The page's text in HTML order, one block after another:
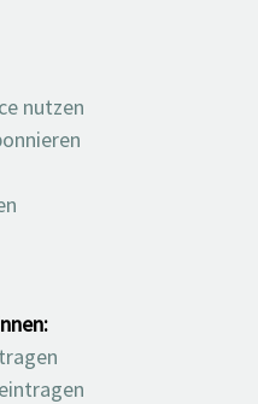
nutzen